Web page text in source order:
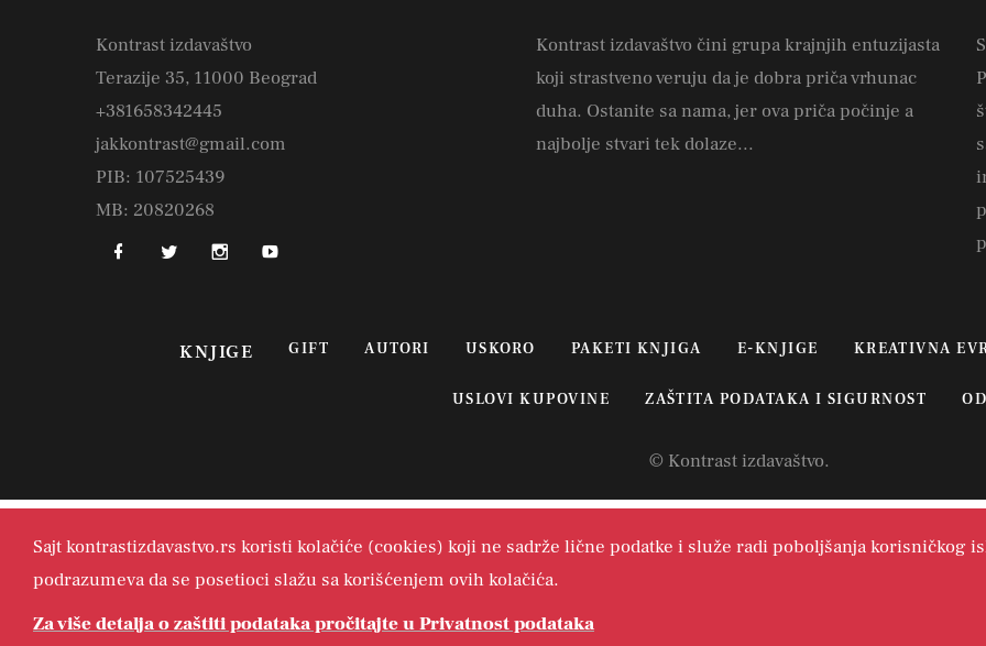
Sajt kontrastizdavastvo.rs koristi kolačiće (cookies) koji ne sadrže lične podatke i služe radi poboljšanja korisničkog
podrazumeva da se posetioci slažu sa korišćenjem ovih kolačića.
Za više detalja o zaštiti podataka pročitajte u Privatnost podataka
Kontrast izdavaštvo
Terazije 35, 11000 Beograd
+381658342445
jakkontrast@gmail.com
PIB: 107525439
MB: 20820268
Kontrast izdavaštvo čini grupa krajnjih entuzijasta
koji strastveno veruju da je dobra priča vrhunac
duha. Ostanite sa nama, jer ova priča počinje a
najbolje stvari tek dolaze...
KNJIGE GIFT AUTORI USKORO PAKETI KNJIGA E-KNJIGE KREATIVNA
USLOVI KUPOVINE ZAŠTITA PODATAKA I SIGURNOST
© Kontrast izdavaštvo.